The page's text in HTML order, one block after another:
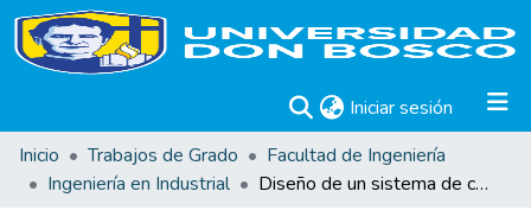
Iniciar sesión (current)
Inicio
Trabajos de Grado
Facultad de Ingeniería
Ingeniería en Industrial
Diseño de un sistema de control de riesgo como herramienta para la administración de pérdidas de un centro de distribución